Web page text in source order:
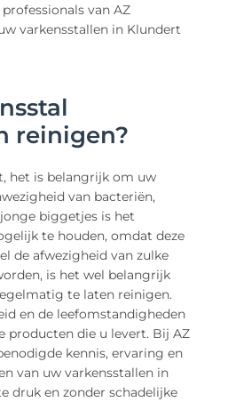
van AZ
varkensstallen in Klundert
reinigen?
het is belangrijk om uw
van bacteriën,
biggetjes is het
te houden, omdat deze
de afwezigheid van zulke
is het wel belangrijk
te laten reinigen.
en de leefomstandigheden
producten die u levert. Bij AZ
kennis, ervaring en
van uw varkensstallen in
druk en zonder schadelijke